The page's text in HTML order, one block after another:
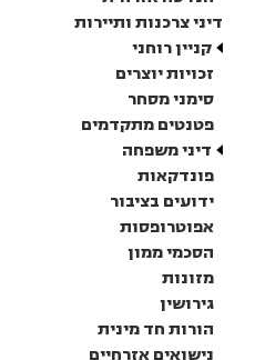
דיני צרכנות ותיירות
קניין רוחני
זכויות יוצרים
סימני מסחר
פטנטים מתקדמים
דיני משפחה
פונדקאות
ידועים בציבור
אפוטרופסות
הסכמי ממון
מזונות
גירושין
הורות חד מינית
נישואים אזרחיים